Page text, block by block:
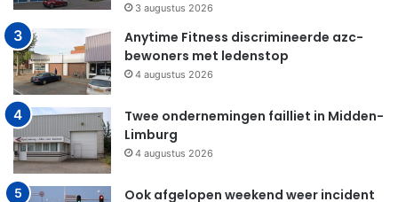
3 augustus 2026
Anytime Fitness discrimineerde azc-
bewoners met ledenstop
4 augustus 2026
Twee ondernemingen failliet in Midden-
Limburg
4 augustus 2026
Ook afgelopen weekend weer incident